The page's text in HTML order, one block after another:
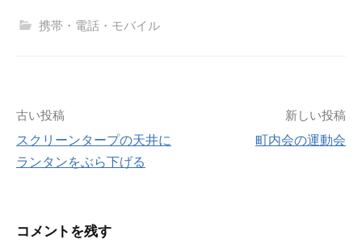
携帯・電話・モバイル
投
稿
ビ
古い投稿
スクリーンタープの天井に
ランタンをぶら下げる
新しい投稿
町内会の運動会
コメントを残す